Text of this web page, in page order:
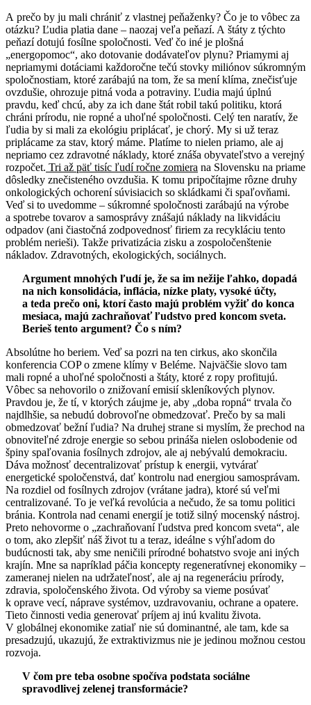
A prečo by ju mali chrániť z vlastnej peňaženky? Čo je to vôbec za
otázku? Ľudia platia dane – naozaj veľa peňazí. A štáty z týchto
peňazí dotujú fosílne spoločnosti. Veď čo iné je plošná
„energopomoc“, ako dotovanie dodávateľov plynu? Priamymi aj
nepriamymi dotáciami každoročne tečú stovky miliónov súkromným
spoločnostiam, ktoré zarábajú na tom, že sa mení klíma, znečisťuje
ovzdušie, ohrozuje pitná voda a potraviny. Ľudia majú úplnú
pravdu, keď chcú, aby za ich dane štát robil takú politiku, ktorá
chráni prírodu, nie ropné a uhoľné spoločnosti. Celý ten naratív, že
ľudia by si mali za ekológiu priplácať, je chorý. My si už teraz
priplácame za stav, ktorý máme. Platíme to nielen priamo, ale aj
nepriamo cez zdravotné náklady, ktoré znáša obyvateľstvo a verejný
rozpočet. Tri až päť tisíc ľudí ročne zomiera na Slovensku na priame
dôsledky znečisteného ovzdušia. K tomu pripočítajme rôzne druhy
onkologických ochorení súvisiacich so skládkami či spaľovňami.
Veď si to uvedomme – súkromné spoločnosti zarábajú na výrobe
a spotrebe tovarov a samosprávy znášajú náklady na likvidáciu
odpadov (ani čiastočná zodpovednosť firiem za recykláciu tento
problém nerieši). Takže privatizácia zisku a zospoločenštenie
nákladov. Zdravotných, ekologických, sociálnych.
Argument mnohých ľudí je, že sa im nežije ľahko, dopadá
na nich konsolidácia, inflácia, nízke platy, vysoké účty,
a teda prečo oni, ktorí často majú problém vyžiť do konca
mesiaca, majú zachraňovať ľudstvo pred koncom sveta.
Berieš tento argument? Čo s ním?
Absolútne ho beriem. Veď sa pozri na ten cirkus, ako skončila
konferencia COP o zmene klímy v Beléme. Najväčšie slovo tam
mali ropné a uhoľné spoločnosti a štáty, ktoré z ropy profitujú.
Vôbec sa nehovorilo o znižovaní emisií skleníkových plynov.
Pravdou je, že tí, v ktorých záujme je, aby „doba ropná“ trvala čo
najdlhšie, sa nebudú dobrovoľne obmedzovať. Prečo by sa mali
obmedzovať bežní ľudia? Na druhej strane si myslím, že prechod na
obnoviteľné zdroje energie so sebou prináša nielen oslobodenie od
špiny spaľovania fosílnych zdrojov, ale aj nebývalú demokraciu.
Dáva možnosť decentralizovať prístup k energii, vytvárať
energetické spoločenstvá, dať kontrolu nad energiou samosprávam.
Na rozdiel od fosílnych zdrojov (vrátane jadra), ktoré sú veľmi
centralizované. To je veľká revolúcia a nečudo, že sa tomu politici
bránia. Kontrola nad cenami energií je totiž silný mocenský nástroj.
Preto nehovorme o „zachraňovaní ľudstva pred koncom sveta“, ale
o tom, ako zlepšiť náš život tu a teraz, ideálne s výhľadom do
budúcnosti tak, aby sme neničili prírodné bohatstvo svoje ani iných
krajín. Mne sa napríklad páčia koncepty regeneratívnej ekonomiky –
zameranej nielen na udržateľnosť, ale aj na regeneráciu prírody,
zdravia, spoločenského života. Od výroby sa vieme posúvať
k oprave vecí, náprave systémov, uzdravovaniu, ochrane a opatere.
Tieto činnosti vedia generovať príjem aj inú kvalitu života.
V globálnej ekonomike zatiaľ nie sú dominantné, ale tam, kde sa
presadzujú, ukazujú, že extraktivizmus nie je jedinou možnou cestou
rozvoja.
V čom pre teba osobne spočíva podstata sociálne
spravodlivej zelenej transformácie?